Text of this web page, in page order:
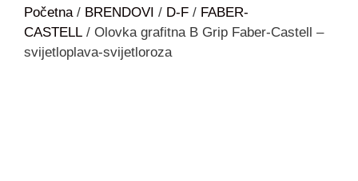
Početna/ BRENDOVI / D-F / FABER-
CASTELL / Olovka grafitna B Grip Faber-Castell –
svijetloplava-svijetloroza